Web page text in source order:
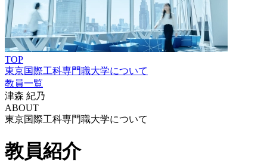
TOP
東京国際工科専門職大学について
教員一覧
津森 紀乃
ABOUT
東京国際工科専門職大学について
教員紹介